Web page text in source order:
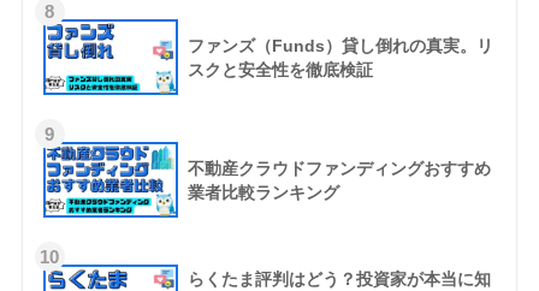
8
ファンズ（Funds）貸し倒れの真実。リ
スクと安全性を徹底検証
9
不動産クラウドファンディングおすすめ
業者比較ランキング
10
らくたま評判はどう？投資家が本当に知